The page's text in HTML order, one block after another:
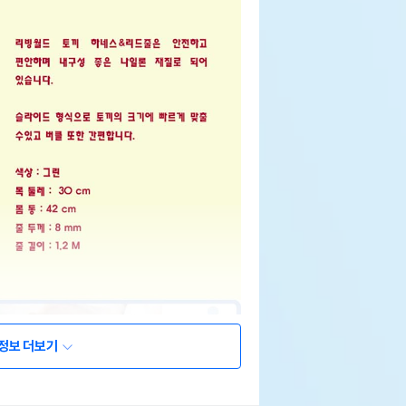
보 더보기